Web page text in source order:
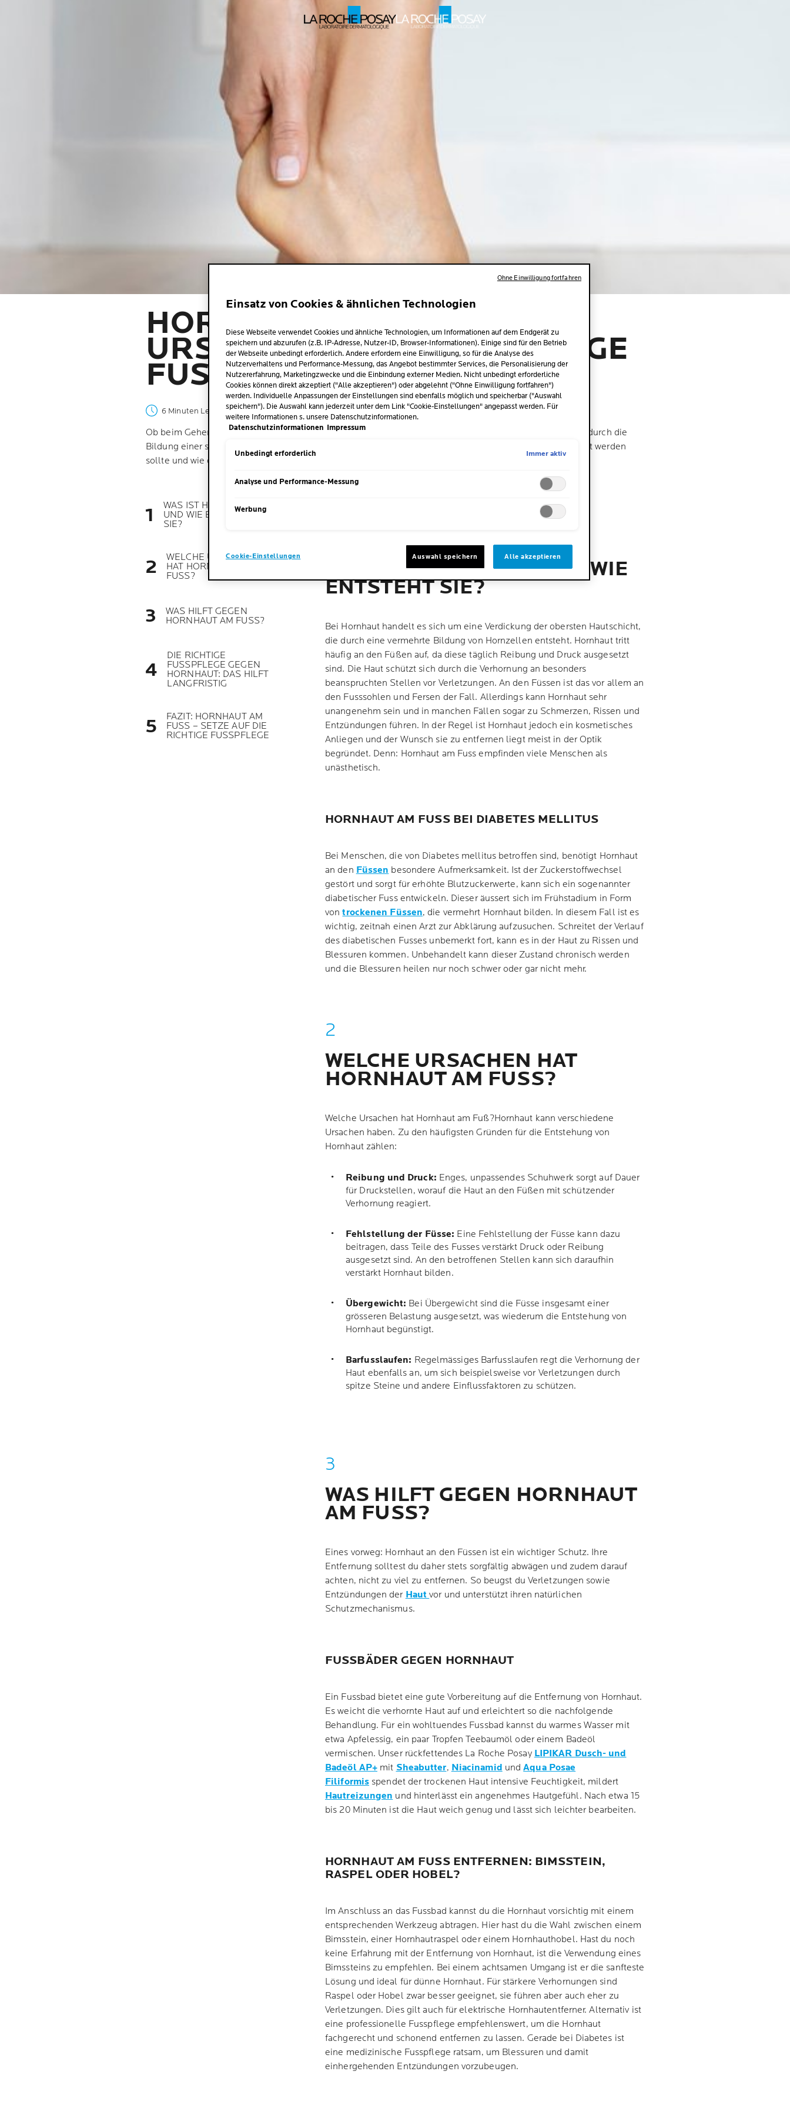
HORNHAUT AM FUSS:
URSACHEN UND DIE RICHTIGE
FUSSPFLEGE
6 Minuten Lesezeit| 19 Dezember 2024
Ob beim Gehen, Laufen oder Stehen: Unsere Füsse leisten täglich Schwerstarbeit und zeigen uns das oft durch die
Bildung einer schützenden Hornhautschicht.Wie die Verhornung der Haut entsteht, wann Hornhaut entfernt werden
sollte und wie du deine Füsse geschmeidig weicht pflegst, erfährst du hier.
WAS IST HORNHAUT
UND WIE ENTSTEHT
SIE?
WELCHE URSACHEN
HAT HORNHAUT AM
FUSS?
WAS HILFT GEGEN
HORNHAUT AM FUSS?
DIE RICHTIGE
FUSSPFLEGE GEGEN
HORNHAUT: DAS HILFT
LANGFRISTIG
FAZIT: HORNHAUT AM
FUSS – SETZE AUF DIE
RICHTIGE FUSSPFLEGE
WAS IST HORNHAUT UND WIE
ENTSTEHT SIE?
Bei Hornhaut handelt es sich um eine Verdickung der obersten Hautschicht,
die durch eine vermehrte Bildung von Hornzellen entsteht. Hornhaut tritt
häufig an den Füßen auf, da diese täglich Reibung und Druck ausgesetzt
sind. Die Haut schützt sich durch die Verhornung an besonders
beanspruchten Stellen vor Verletzungen. An den Füssen ist das vor allem an
den Fusssohlen und Fersen der Fall. Allerdings kann Hornhaut sehr
unangenehm sein und in manchen Fällen sogar zu Schmerzen, Rissen und
Entzündungen führen. In der Regel ist Hornhaut jedoch ein kosmetisches
Anliegen und der Wunsch sie zu entfernen liegt meist in der Optik
begründet. Denn: Hornhaut am Fuss empfinden viele Menschen als
unästhetisch.
HORNHAUT AM FUSS BEI DIABETES MELLITUS
Bei Menschen, die von Diabetes mellitus betroffen sind, benötigt Hornhaut
an den Füssen besondere Aufmerksamkeit. Ist der Zuckerstoffwechsel
gestört und sorgt für erhöhte Blutzuckerwerte, kann sich ein sogenannter
diabetischer Fuss entwickeln. Dieser äussert sich im Frühstadium in Form
vontrockenen Füssen, die vermehrt Hornhaut bilden. In diesem Fall ist es
wichtig, zeitnah einen Arzt zur Abklärung aufzusuchen. Schreitet der Verlauf
des diabetischen Fusses unbemerkt fort, kann es in der Haut zu Rissen und
Blessuren kommen. Unbehandelt kann dieser Zustand chronisch werden
und die Blessuren heilen nur noch schwer oder gar nicht mehr.
WELCHE URSACHEN HAT
HORNHAUT AM FUSS?
Welche Ursachen hat Hornhaut am Fuß?Hornhaut kann verschiedene
Ursachen haben. Zu den häufigsten Gründen für die Entstehung von
Hornhaut zählen:
Reibung und Druck: Enges, unpassendes Schuhwerk sorgt auf Dauer
für Druckstellen, worauf die Haut an den Füßen mit schützender
Verhornung reagiert.
Fehlstellung der Füsse: Eine Fehlstellung der Füsse kann dazu
beitragen, dass Teile des Fusses verstärkt Druck oder Reibung
ausgesetzt sind. An den betroffenen Stellen kann sich daraufhin
verstärkt Hornhaut bilden.
Übergewicht: Bei Übergewicht sind die Füsse insgesamt einer
grösseren Belastung ausgesetzt, was wiederum die Entstehung von
Hornhaut begünstigt.
Barfusslaufen: Regelmässiges Barfusslaufen regt die Verhornung der
Haut ebenfalls an, um sich beispielsweise vor Verletzungen durch
spitze Steine und andere Einflussfaktoren zu schützen.
WAS HILFT GEGEN HORNHAUT
AM FUSS?
Eines vorweg: Hornhaut an den Füssen ist ein wichtiger Schutz. Ihre
Entfernung solltest du daher stets sorgfältig abwägen und zudem darauf
achten, nicht zu viel zu entfernen. So beugst du Verletzungen sowie
Entzündungen der Hautvor und unterstützt ihren natürlichen
Schutzmechanismus.
FUSSBÄDER GEGEN HORNHAUT
Ein Fussbad bietet eine gute Vorbereitung auf die Entfernung von Hornhaut.
Es weicht die verhornte Haut auf und erleichtert so die nachfolgende
Behandlung. Für ein wohltuendes Fussbad kannst du warmes Wasser mit
etwa Apfelessig, ein paar Tropfen Teebaumöl oder einem Badeöl
vermischen. Unser rückfettendes La Roche Posay LIPIKAR Dusch- und
Badeöl AP+ mit Sheabutter, Niacinamid undAqua Posae
Filiformis spendet der trockenen Haut intensive Feuchtigkeit, mildert
Hautreizungen und hinterlässt ein angenehmes Hautgefühl. Nach etwa 15
bis 20 Minuten ist die Haut weich genug und lässt sich leichter bearbeiten.
HORNHAUT AM FUSS ENTFERNEN: BIMSSTEIN,
RASPEL ODER HOBEL?
Im Anschluss an das Fussbad kannst du die Hornhaut vorsichtig mit einem
entsprechenden Werkzeug abtragen. Hier hast du die Wahl zwischen einem
Bimsstein, einer Hornhautraspel oder einem Hornhauthobel. Hast du noch
keine Erfahrung mit der Entfernung von Hornhaut, ist die Verwendung eines
Bimssteins zu empfehlen. Bei einem achtsamen Umgang ist er die sanfteste
Lösung und ideal für dünne Hornhaut. Für stärkere Verhornungen sind
Raspel oder Hobel zwar besser geeignet, sie führen aber auch eher zu
Verletzungen. Dies gilt auch für elektrische Hornhautentferner. Alternativ ist
eine professionelle Fusspflege empfehlenswert, um die Hornhaut
fachgerecht und schonend entfernen zu lassen. Gerade bei Diabetes ist
eine medizinische Fusspflege ratsam, um Blessuren und damit
einhergehenden Entzündungen vorzubeugen.
Einsatz von Cookies & ähnlichen Technologien
Diese Webseite verwendet Cookies und ähnliche Technologien, um Informationen auf dem Endgerät zu
speichern und abzurufen (z.B. IP-Adresse, Nutzer-ID, Browser-Informationen). Einige sind für den Betrieb
der Webseite unbedingt erforderlich. Andere erfordern eine Einwilligung, so für die Analyse des
Nutzerverhaltens und Performance-Messung, das Angebot bestimmter Services, die Personalisierung der
Nutzererfahrung, Marketingzwecke und die Einbindung externer Medien. Nicht unbedingt erforderliche
Cookies können direkt akzeptiert ("Alle akzeptieren") oder abgelehnt ("Ohne Einwilligung fortfahren")
werden. Individuelle Anpassungen der Einstellungen sind ebenfalls möglich und speicherbar ("Auswahl
speichern"). Die Auswahl kann jederzeit unter dem Link "Cookie-Einstellungen" angepasst werden. Für
weitere Informationen s. unsere Datenschutzinformationen.
Datenschutzinformationen Impressum
Unbedingt erforderlich Immer aktiv
Analyse und Performance-Messung
Werbung
Cookie-Einstellungen Auswahl speichern Alle akzeptieren
Ohne Einwilligung fortfahren